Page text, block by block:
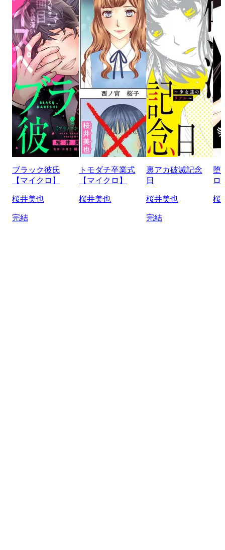
ブラック彼氏
【マイクロ】
桜井美也
完結
トモダチ卒業式
【マイクロ】
桜井美也
裏アカ破滅記念
日
桜井美也
完結
堕
ロ
桜